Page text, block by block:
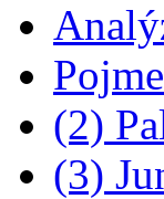
(2)
(3)